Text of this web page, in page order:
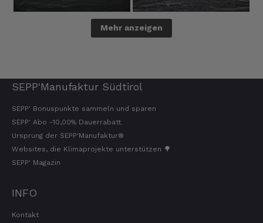
Mehr anzeigen
SEPP'Manufaktur Südtirol
SEPP' Bonuspunkte sammeln und sparen
SEPP' Abo -10,00% Dauerrabatt
Ursprung der SEPP'Manufaktur®
Websites, die Klimaprojekte unterstützen 🌳
SEPP' Magazin
INFO
Kontakt